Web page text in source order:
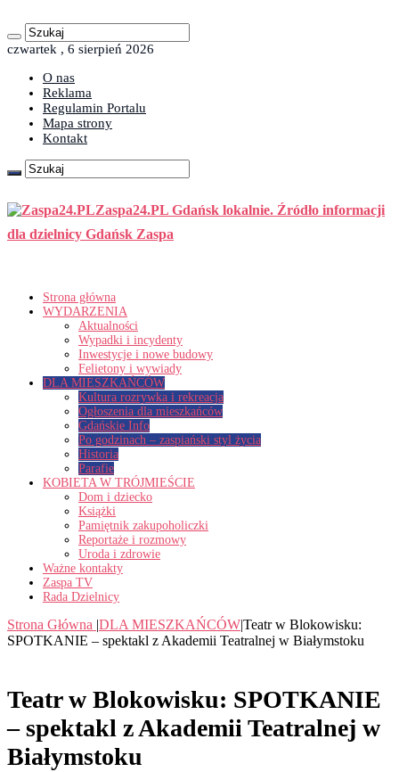
czwartek , 6 sierpień 2026
O nas
Reklama
Regulamin Portalu
Mapa strony
Kontakt
Zaspa24.PL Gdańsk lokalnie. Źródło informacji
dla dzielnicy Gdańsk Zaspa
Strona główna
WYDARZENIA
Aktualności
Wypadki i incydenty
Inwestycje i nowe budowy
Felietony i wywiady
DLA MIESZKAŃCÓW
Kultura rozrywka i rekreacja
Ogłoszenia dla mieszkańców
Gdańskie Info
Po godzinach – zaspiański styl życia
Historia
Parafie
KOBIETA W TRÓJMIEŚCIE
Dom i dziecko
Książki
Pamiętnik zakupoholiczki
Reportaże i rozmowy
Uroda i zdrowie
Ważne kontakty
Zaspa TV
Rada Dzielnicy
Strona Główna |DLA MIESZKAŃCÓW|Teatr w Blokowisku:
SPOTKANIE – spektakl z Akademii Teatralnej w Białymstoku
Teatr w Blokowisku: SPOTKANIE
– spektakl z Akademii Teatralnej w
Białymstoku